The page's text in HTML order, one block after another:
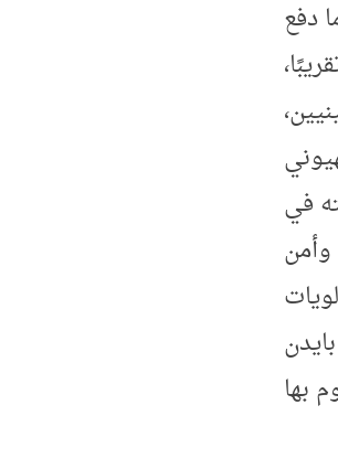
دفع
بعد مرور 9 أعوام تقريبًا،
في
بها